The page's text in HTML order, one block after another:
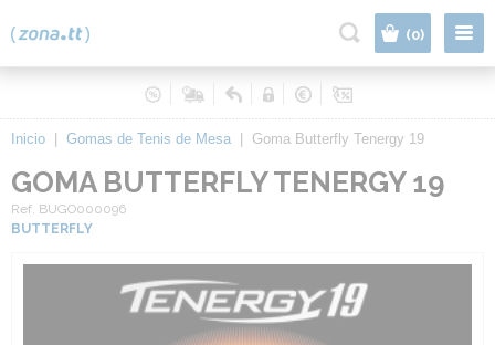
(0)
Inicio Gomas de Tenis de Mesa Goma Butterfly Tenergy 19
GOMA BUTTERFLY TENERGY 19
Ref. BUGO000096
BUTTERFLY